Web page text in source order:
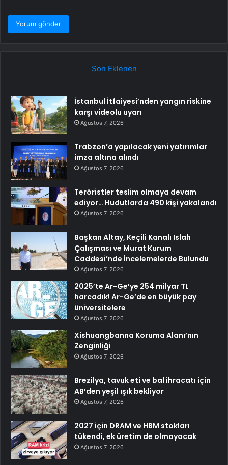
Son Eklenen
İstanbul İtfaiyesi’nden yangın riskine
karşı videolu uyarı
Ağustos 7, 2026
Trabzon’a yapılacak yeni yatırımlar
imza altına alındı
Ağustos 7, 2026
Teröristler teslim olmaya devam
ediyor… Hudutlarda 490 kişi yakalandı
Ağustos 7, 2026
Başkan Altay, Keçili Kanalı Islah
Çalışması ve Murat Kurum
Caddesi’nde İncelemelerde Bulundu
Ağustos 7, 2026
2025’te Ar-Ge’ye 254 milyar TL
harcadık! Ar-Ge’de en büyük pay
üniversitelere
Ağustos 7, 2026
Xishuangbanna Koruma Alanı’nın
Zenginliği
Ağustos 7, 2026
Brezilya, tavuk eti ve bal ihracatı için
AB’den yeşil ışık bekliyor
Ağustos 7, 2026
2027 için DRAM ve HBM stokları
tükendi, ek üretim de olmayacak
Ağustos 7, 2026